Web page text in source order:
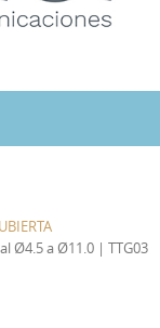
Ø4.5 a Ø11.0 | TTG03